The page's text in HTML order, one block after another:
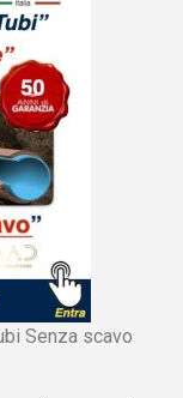
Senza scavo